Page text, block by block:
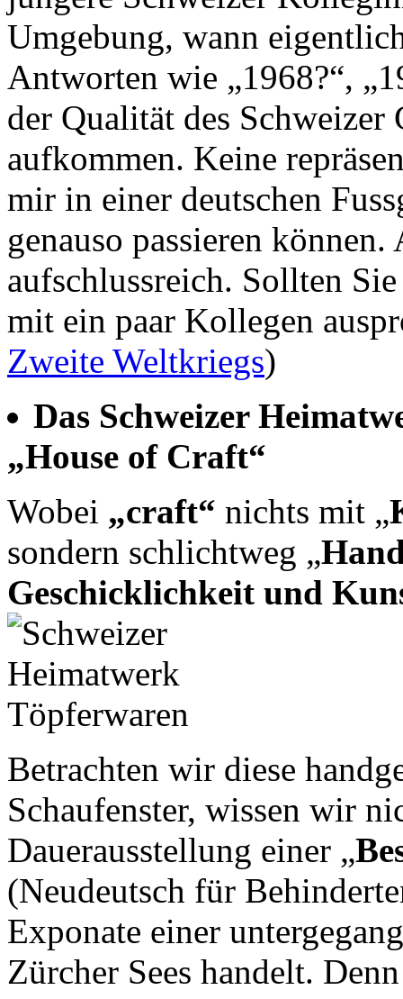
Umgebung, wann
Antworten wie „1968?“,
der Qualität des Schweizer
aufkommen. Keine
mir in einer deutschen
genauso passieren
aufschlussreich. Sollten
mit ein paar Kollegen
Zweite Weltkriegs)
Das Schweizer
„House of Craft“
Wobei „craft“ nichts mit „
sondern schlichtweg „
Geschicklichkeit und
Betrachten wir diese
Schaufenster, wissen wir
Dauerausstellung einer „
(Neudeutsch für
Exponate einer
Zürcher Sees handelt.